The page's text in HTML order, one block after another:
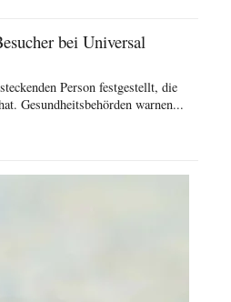
bei Universal
Person festgestellt, die
Gesundheitsbehörden warnen...